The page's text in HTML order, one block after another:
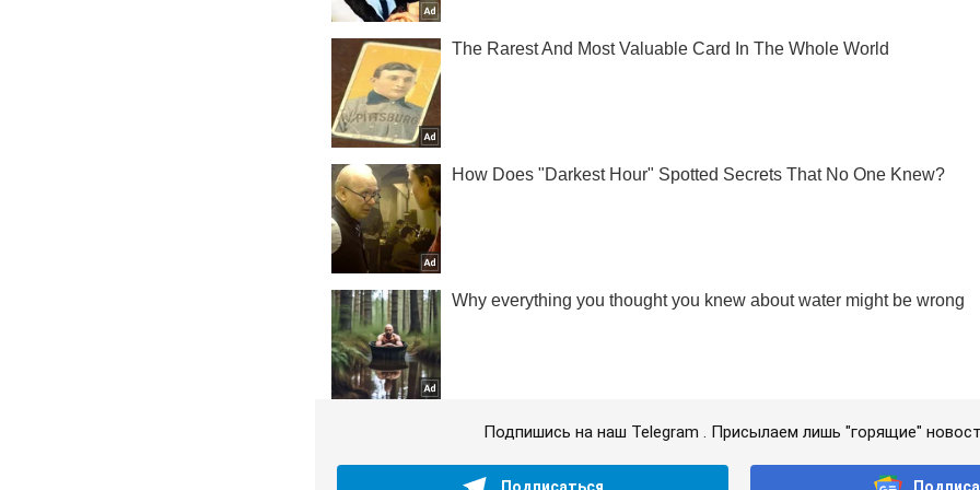
Подпишись на наш Telegram . Присылаем лишь "горящие"